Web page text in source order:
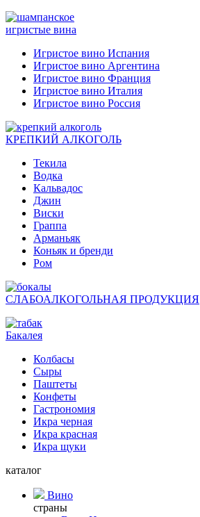
игристые вина
Игристое вино Испания
Игристое вино Аргентина
Игристое вино Франция
Игристое вино Италия
Игристое вино Россия
КРЕПКИЙ АЛКОГОЛЬ
Текила
Водка
Кальвадос
Джин
Виски
Граппа
Арманьяк
Коньяк и бренди
Ром
СЛАБОАЛКОГОЛЬНАЯ ПРОДУКЦИЯ
Бакалея
Колбасы
Сыры
Паштеты
Конфеты
Гастрономия
Икра черная
Икра красная
Икра щуки
каталог
Вино
страны